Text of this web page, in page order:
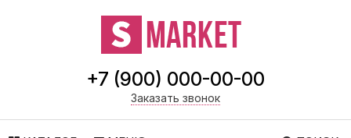
+7 (900) 000-00-00
Заказать звонок